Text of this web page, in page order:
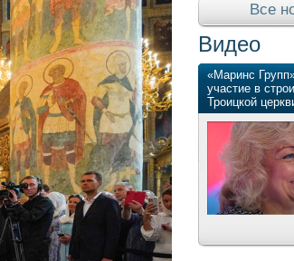
Все
Видео
«Маринс
участие в
Троицкой